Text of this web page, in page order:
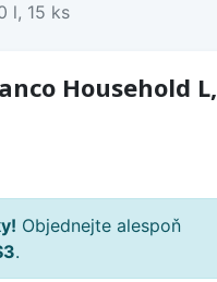
l, 15 ks
Household L,
Objednejte alespoň
.